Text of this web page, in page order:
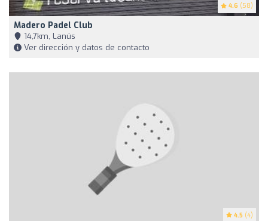
4.6 (58)
Madero Padel Club
14,7km, Lanús
Ver dirección y datos de contacto
4.5 (4)